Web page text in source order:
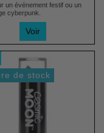
un événement festif ou un
cyberpunk.
Voir
de stock